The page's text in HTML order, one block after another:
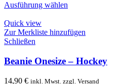
Ausführung wählen
Quick view
Zur Merkliste hinzufügen
Schließen
Beanie Onesize – Hockey
14,90 € inkl. Mwst. zzgl. Versand